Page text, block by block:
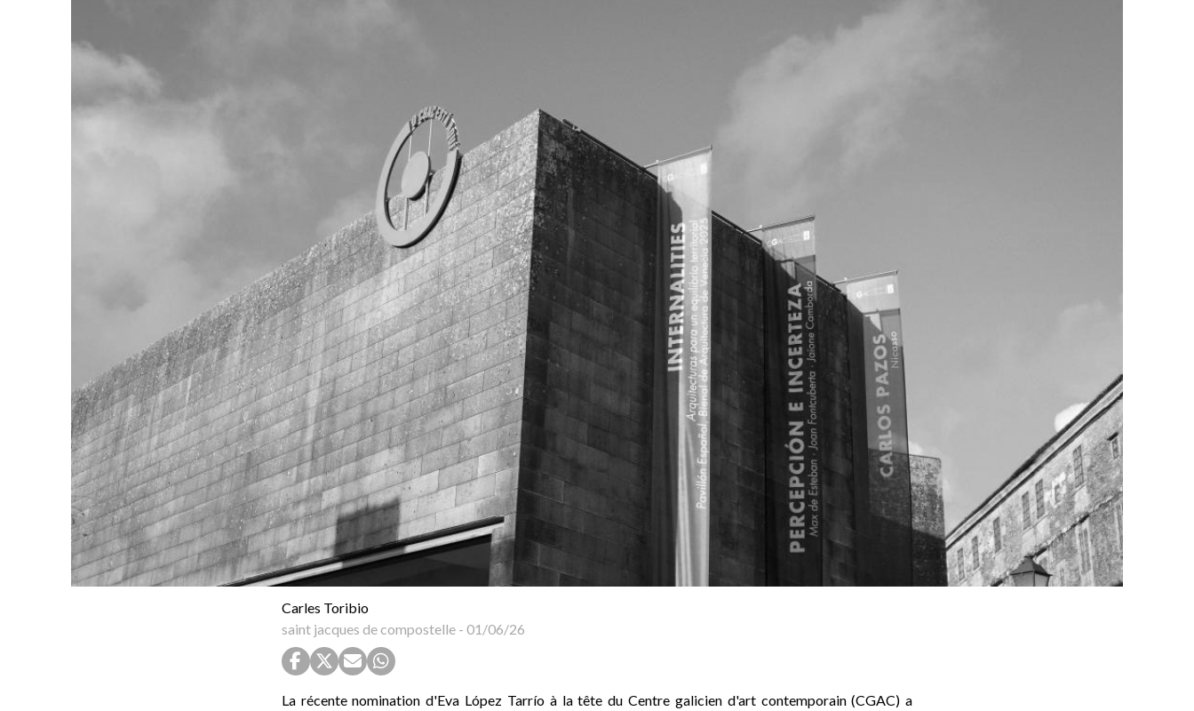
Carles Toribio
saint jacques de compostelle- 01/06/26
La récente nomination d'Eva López Tarrío à la tête du Centre galicien d'art contemporain (CGAC) a